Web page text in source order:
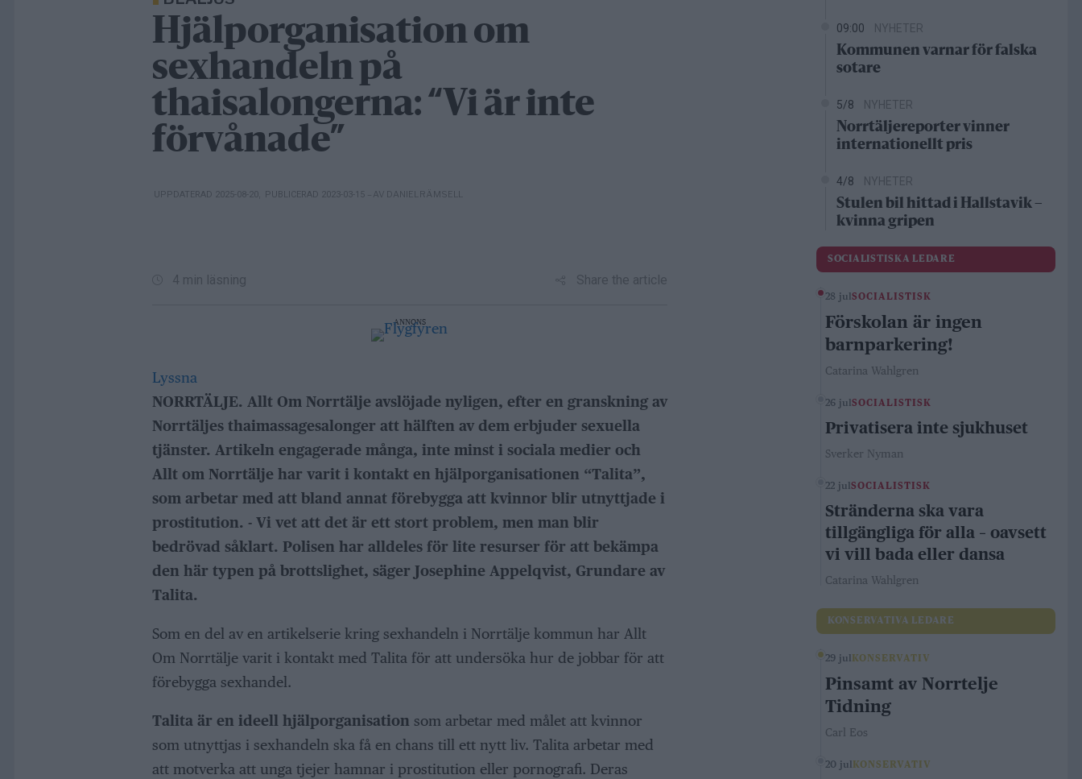
Hjälporganisation om
sexhandeln på
thaisalongerna: “Vi är inte
förvånade”
UPPDATERAD 2025-08-20, PUBLICERAD 2023-03-15 – AV DANIEL RÄMSELL
4 min läsning Share the article
ANNONS
Lyssna
NORRTÄLJE. Allt Om Norrtälje avslöjade nyligen, efter en granskning av
Norrtäljes thaimassagesalonger att hälften av dem erbjuder sexuella
tjänster. Artikeln engagerade många, inte minst i sociala medier och
Allt om Norrtälje har varit i kontakt en hjälporganisationen “Talita”,
som arbetar med att bland annat förebygga att kvinnor blir utnyttjade i
prostitution. - Vi vet att det är ett stort problem, men man blir
bedrövad såklart. Polisen har alldeles för lite resurser för att bekämpa
den här typen på brottslighet, säger Josephine Appelqvist, Grundare av
Talita.
Som en del av en artikelserie kring sexhandeln i Norrtälje kommun har Allt
Om Norrtälje varit i kontakt med Talita för att undersöka hur de jobbar för att
förebygga sexhandel.
Talita är en ideell hjälporganisation som arbetar med målet att kvinnor
som utnyttjas i sexhandeln ska få en chans till ett nytt liv. Talita arbetar med
att motverka att unga tjejer hamnar i prostitution eller pornografi. Deras
09:00 NYHETER
Kommunen varnar för falska
sotare
5/8 NYHETER
Norrtäljereporter vinner
internationellt pris
4/8 NYHETER
Stulen bil hittad i Hallstavik –
kvinna gripen
SOCIALISTISKA LEDARE
28 julSOCIALISTISK
Förskolan är ingen
barnparkering!
Catarina Wahlgren
26 julSOCIALISTISK
Privatisera inte sjukhuset
Sverker Nyman
22 julSOCIALISTISK
Stränderna ska vara
tillgängliga för alla – oavsett
vi vill bada eller dansa
Catarina Wahlgren
KONSERVATIVA LEDARE
29 jul KONSERVATIV
Pinsamt av Norrtelje
Tidning
Carl Eos
20 jul KONSERVATIV